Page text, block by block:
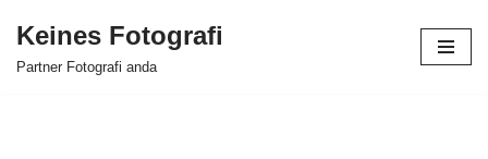
Skip
Keines Fotografi
Partner Fotografi anda